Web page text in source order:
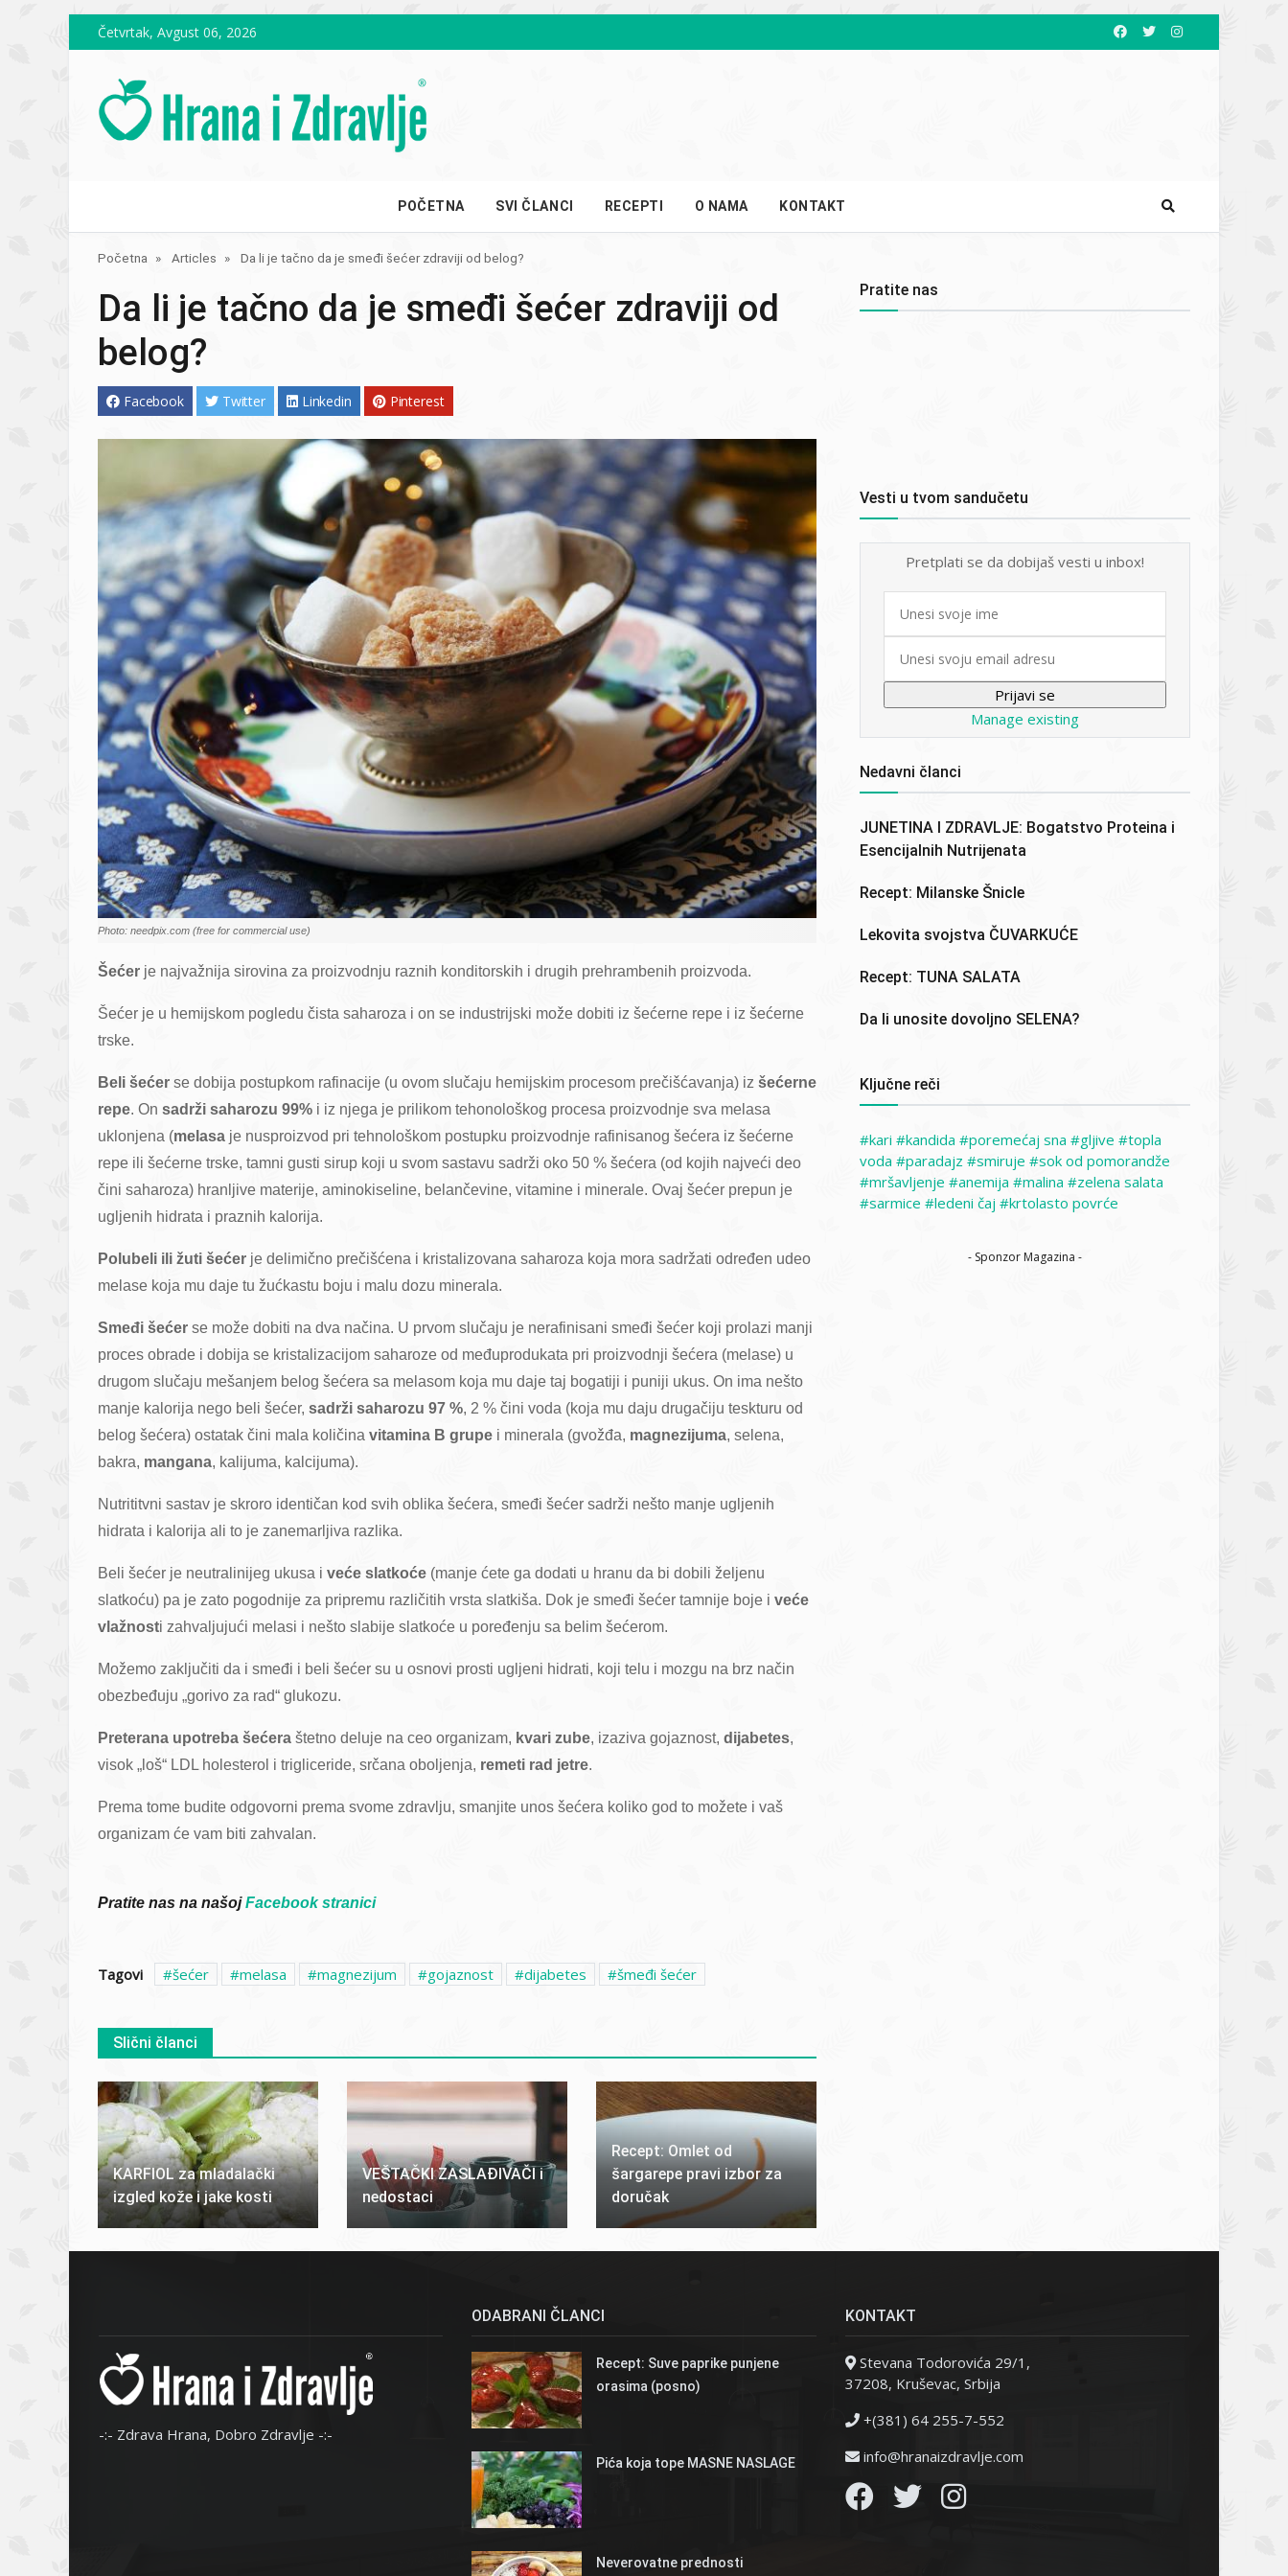
Skip to main contentČetvrtak, Avgust 06, 2026
POČETNA SVI ČLANCI RECEPTI O NAMA KONTAKT
Početna Articles Da li je tačno da je smeđi šećer zdraviji od belog?
Da li je tačno da je smeđi šećer zdraviji od
belog?
Facebook Twitter Linkedin Pinterest
Photo: needpix.com (free for commercial use)
Šećer je najvažnija sirovina za proizvodnju raznih konditorskih i drugih prehrambenih proizvoda.
Šećer je u hemijskom pogledu čista saharoza i on se industrijski može dobiti iz šećerne repe i iz šećerne
trske.
Beli šećer se dobija postupkom rafinacije (u ovom slučaju hemijskim procesom prečišćavanja) iz šećerne
repe. On sadrži saharozu 99% i iz njega je prilikom tehonološkog procesa proizvodnje sva melasa
uklonjena (melasa je nusproizvod pri tehnološkom postupku proizvodnje rafinisanog šećera iz šećerne
repe ili šećerne trske, tamni gusti sirup koji u svom sastavu sadrži oko 50 % šećera (od kojih najveći deo
čini saharoza) hranljive materije, aminokiseline, belančevine, vitamine i minerale. Ovaj šećer prepun je
ugljenih hidrata i praznih kalorija.
Polubeli ili žuti šećer je delimično prečišćena i kristalizovana saharoza koja mora sadržati određen udeo
melase koja mu daje tu žućkastu boju i malu dozu minerala.
Smeđi šećer se može dobiti na dva načina. U prvom slučaju je nerafinisani smeđi šećer koji prolazi manji
proces obrade i dobija se kristalizacijom saharoze od međuprodukata pri proizvodnji šećera (melase) u
drugom slučaju mešanjem belog šećera sa melasom koja mu daje taj bogatiji i puniji ukus. On ima nešto
manje kalorija nego beli šećer, sadrži saharozu 97 %, 2 % čini voda (koja mu daju drugačiju teskturu od
belog šećera) ostatak čini mala količina vitamina B grupe i minerala (gvožđa, magnezijuma, selena,
bakra, mangana, kalijuma, kalcijuma).
Nutrititvni sastav je skroro identičan kod svih oblika šećera, smeđi šećer sadrži nešto manje ugljenih
hidrata i kalorija ali to je zanemarljiva razlika.
Beli šećer je neutralinijeg ukusa i veće slatkoće (manje ćete ga dodati u hranu da bi dobili željenu
slatkoću) pa je zato pogodnije za pripremu različitih vrsta slatkiša. Dok je smeđi šećer tamnije boje i veće
vlažnosti zahvaljujući melasi i nešto slabije slatkoće u poređenju sa belim šećerom.
Možemo zaključiti da i smeđi i beli šećer su u osnovi prosti ugljeni hidrati, koji telu i mozgu na brz način
obezbeđuju „gorivo za rad“ glukozu.
Preterana upotreba šećera štetno deluje na ceo organizam, kvari zube, izaziva gojaznost, dijabetes,
visok „loš“ LDL holesterol i trigliceride, srčana oboljenja, remeti rad jetre.
Prema tome budite odgovorni prema svome zdravlju, smanjite unos šećera koliko god to možete i vaš
organizam će vam biti zahvalan.
Pratite nas na našojFacebook stranici
Tagovi šećer melasa magnezijum gojaznost dijabetes šmeđi šećer
Slični članci
KARFIOL za mladalački
izgled kože i jake kosti
VEŠTAČKI ZASLAĐIVAČI i
nedostaci
Recept: Omlet od
šargarepe pravi izbor za
doručak
Pratite nas
Vesti u tvom sandučetu
Pretplati se da dobijaš vesti u inbox!
First
Manage existing
Nedavni članci
JUNETINA I ZDRAVLJE: Bogatstvo Proteina i
Esencijalnih Nutrijenata
Recept: Milanske Šnicle
Lekovita svojstva ČUVARKUĆE
Recept: TUNA SALATA
Da li unosite dovoljno SELENA?
Ključne reči
kari kandida poremećaj sna gljive
topla
voda
paradajz smiruje
sok od pomorandže
mršavljenje
anemija malina
zelena salata
sarmice
ledeni čaj krtolasto povrće
- Sponzor Magazina -
-:- Zdrava Hrana, Dobro Zdravlje -:-
ODABRANI ČLANCI
Recept: Suve paprike punjene
orasima (posno)
Pića koja tope MASNE NASLAGE
Neverovatne prednosti
KONTAKT
Stevana Todorovića 29/1,
37208, Kruševac, Srbija
+(381) 64 255-7-552
info@hranaizdravlje.com